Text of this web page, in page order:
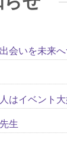
会いを未来
イベント
生